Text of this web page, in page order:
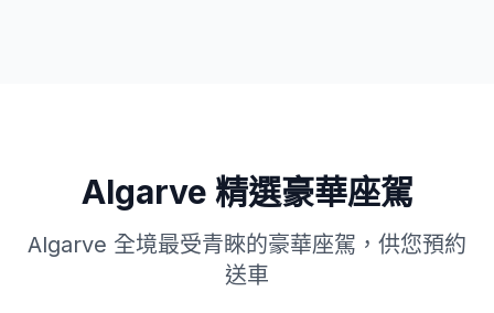
Algarve 精選豪華座駕
Algarve 全境最受青睞的豪華座駕，供您預約
送車